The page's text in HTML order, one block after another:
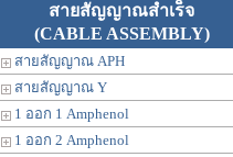
สายสัญญาณสำเร็จ
(CABLE ASSEMBLY)
สายสัญญาณ APH
สายสัญญาณ Y
1 ออก 1 Amphenol
1 ออก 2 Amphenol